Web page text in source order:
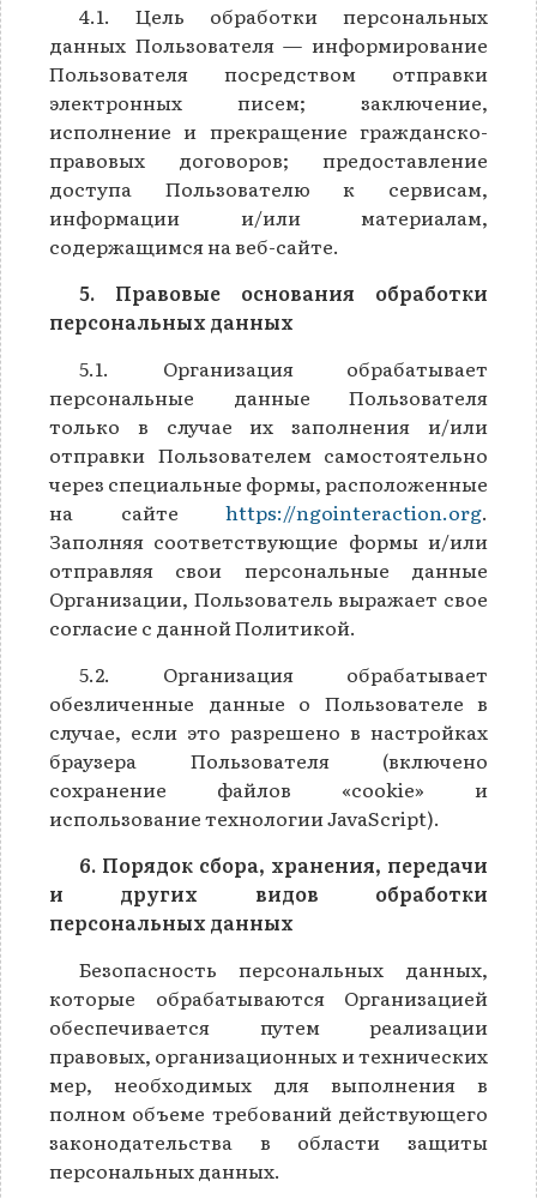
4.1. Цель обработки персональных
данных Пользователя — информирование
Пользователя посредством отправки
электронных писем; заключение,
исполнение и прекращение гражданско-
правовых договоров; предоставление
доступа Пользователю к сервисам,
информации и/или материалам,
содержащимся на веб-сайте.
5. Правовые основания обработки
персональных данных
5.1. Организация обрабатывает
персональные данные Пользователя
только в случае их заполнения и/или
отправки Пользователем самостоятельно
через специальные формы, расположенные
на сайте https://ngointeraction.org.
Заполняя соответствующие формы и/или
отправляя свои персональные данные
Организации, Пользователь выражает свое
согласие с данной Политикой.
5.2. Организация обрабатывает
обезличенные данные о Пользователе в
случае, если это разрешено в настройках
браузера Пользователя (включено
сохранение файлов «cookie» и
использование технологии JavaScript).
6. Порядок сбора, хранения, передачи
и других видов обработки
персональных данных
Безопасность персональных данных,
которые обрабатываются Организацией
обеспечивается путем реализации
правовых, организационных и технических
мер, необходимых для выполнения в
полном объеме требований действующего
законодательства в области защиты
персональных данных.